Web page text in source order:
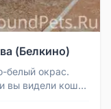
(Белкино)
белый окрас.
вы видели кошку